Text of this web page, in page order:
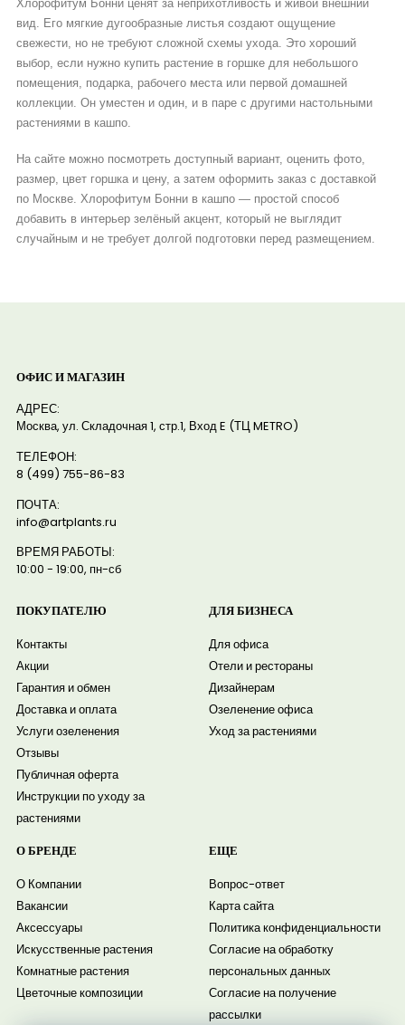
Хлорофитум Бонни ценят за неприхотливость и живой внешний
вид. Его мягкие дугообразные листья создают ощущение
свежести, но не требуют сложной схемы ухода. Это хороший
выбор, если нужно купить растение в горшке для небольшого
помещения, подарка, рабочего места или первой домашней
коллекции. Он уместен и один, и в паре с другими настольными
растениями в кашпо.
На сайте можно посмотреть доступный вариант, оценить фото,
размер, цвет горшка и цену, а затем оформить заказ с доставкой
по Москве. Хлорофитум Бонни в кашпо — простой способ
добавить в интерьер зелёный акцент, который не выглядит
случайным и не требует долгой подготовки перед размещением.
ОФИС И МАГАЗИН
АДРЕС:
Москва, ул. Складочная 1, стр.1, Вход E (ТЦ METRO)
ТЕЛЕФОН:
8 (499) 755-86-83
ПОЧТА:
info@artplants.ru
ВРЕМЯ РАБОТЫ:
10:00 - 19:00, пн-сб
ПОКУПАТЕЛЮ
Контакты
Акции
Гарантия и обмен
Доставка и оплата
Услуги озеленения
Отзывы
Публичная оферта
Инструкции по уходу за
растениями
ДЛЯ БИЗНЕСА
Для офиса
Отели и рестораны
Дизайнерам
Озеленение офиса
Уход за растениями
О БРЕНДЕ
О Компании
Вакансии
Аксессуары
Искусственные растения
Комнатные растения
Цветочные композиции
ЕЩЕ
Вопрос-ответ
Карта сайта
Политика конфиденциальности
Согласие на обработку
персональных данных
Согласие на получение
рассылки